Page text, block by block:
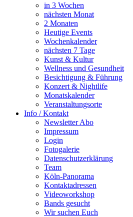
in 3 Wochen
nächsten Monat
2 Monaten
Heutige Events
Wochenkalender
nächsten 7 Tage
Kunst & Kultur
Wellness und Gesundheit
Besichtigung & Führung
Konzert & Nightlife
Monatskalender
Veranstaltungsorte
Info / Kontakt
Newsletter Abo
Impressum
Login
Fotogalerie
Datenschutzerklärung
Team
Köln-Panorama
Kontaktadressen
Videoworkshop
Bands gesucht
Wir suchen Euch